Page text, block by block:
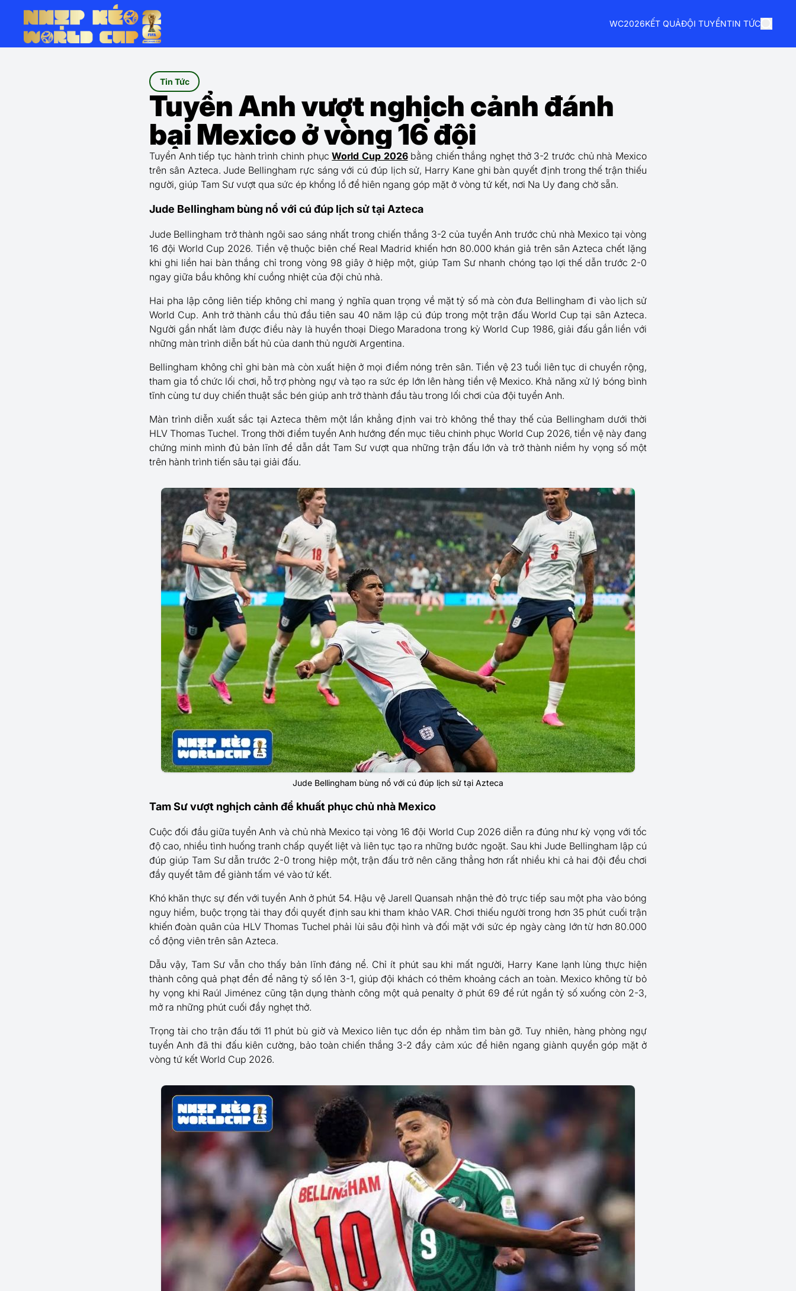
WC2026KẾT QUẢĐỘI TUYỂNTIN TỨC
Tin Tức
Tuyển Anh vượt nghịch cảnh đánh
bại Mexico ở vòng 16 đội
Tuyển Anh tiếp tục hành trình chinh phụcWorld Cup 2026bằng chiến thắng nghẹt thở 3-2 trước chủ nhà Mexico
trên sân Azteca. Jude Bellingham rực sáng với cú đúp lịch sử, Harry Kane ghi bàn quyết định trong thế trận thiếu
người, giúp Tam Sư vượt qua sức ép khổng lồ để hiên ngang góp mặt ở vòng tứ kết, nơi Na Uy đang chờ sẵn.
Jude Bellingham bùng nổ với cú đúp lịch sử tại Azteca
Jude Bellingham trở thành ngôi sao sáng nhất trong chiến thắng 3-2 của tuyển Anh trước chủ nhà Mexico tại vòng
16 đội World Cup 2026. Tiền vệ thuộc biên chế Real Madrid khiến hơn 80.000 khán giả trên sân Azteca chết lặng
khi ghi liền hai bàn thắng chỉ trong vòng 98 giây ở hiệp một, giúp Tam Sư nhanh chóng tạo lợi thế dẫn trước 2-0
ngay giữa bầu không khí cuồng nhiệt của đội chủ nhà.
Hai pha lập công liên tiếp không chỉ mang ý nghĩa quan trọng về mặt tỷ số mà còn đưa Bellingham đi vào lịch sử
World Cup. Anh trở thành cầu thủ đầu tiên sau 40 năm lập cú đúp trong một trận đấu World Cup tại sân Azteca.
Người gần nhất làm được điều này là huyền thoại Diego Maradona trong kỳ World Cup 1986, giải đấu gắn liền với
những màn trình diễn bất hủ của danh thủ người Argentina.
Bellingham không chỉ ghi bàn mà còn xuất hiện ở mọi điểm nóng trên sân. Tiền vệ 23 tuổi liên tục di chuyển rộng,
tham gia tổ chức lối chơi, hỗ trợ phòng ngự và tạo ra sức ép lớn lên hàng tiền vệ Mexico. Khả năng xử lý bóng bình
tĩnh cùng tư duy chiến thuật sắc bén giúp anh trở thành đầu tàu trong lối chơi của đội tuyển Anh.
Màn trình diễn xuất sắc tại Azteca thêm một lần khẳng định vai trò không thể thay thế của Bellingham dưới thời
HLV Thomas Tuchel. Trong thời điểm tuyển Anh hướng đến mục tiêu chinh phục World Cup 2026, tiền vệ này đang
chứng minh mình đủ bản lĩnh để dẫn dắt Tam Sư vượt qua những trận đấu lớn và trở thành niềm hy vọng số một
trên hành trình tiến sâu tại giải đấu.
Jude Bellingham bùng nổ với cú đúp lịch sử tại Azteca
Tam Sư vượt nghịch cảnh để khuất phục chủ nhà Mexico
Cuộc đối đầu giữa tuyển Anh và chủ nhà Mexico tại vòng 16 đội World Cup 2026 diễn ra đúng như kỳ vọng với tốc
độ cao, nhiều tình huống tranh chấp quyết liệt và liên tục tạo ra những bước ngoặt. Sau khi Jude Bellingham lập cú
đúp giúp Tam Sư dẫn trước 2-0 trong hiệp một, trận đấu trở nên căng thẳng hơn rất nhiều khi cả hai đội đều chơi
đầy quyết tâm để giành tấm vé vào tứ kết.
Khó khăn thực sự đến với tuyển Anh ở phút 54. Hậu vệ Jarell Quansah nhận thẻ đỏ trực tiếp sau một pha vào bóng
nguy hiểm, buộc trọng tài thay đổi quyết định sau khi tham khảo VAR. Chơi thiếu người trong hơn 35 phút cuối trận
khiến đoàn quân của HLV Thomas Tuchel phải lùi sâu đội hình và đối mặt với sức ép ngày càng lớn từ hơn 80.000
cổ động viên trên sân Azteca.
Dẫu vậy, Tam Sư vẫn cho thấy bản lĩnh đáng nể. Chỉ ít phút sau khi mất người, Harry Kane lạnh lùng thực hiện
thành công quả phạt đền để nâng tỷ số lên 3-1, giúp đội khách có thêm khoảng cách an toàn. Mexico không từ bỏ
hy vọng khi Raúl Jiménez cũng tận dụng thành công một quả penalty ở phút 69 để rút ngắn tỷ số xuống còn 2-3,
mở ra những phút cuối đầy nghẹt thở.
Trọng tài cho trận đấu tới 11 phút bù giờ và Mexico liên tục dồn ép nhằm tìm bàn gỡ. Tuy nhiên, hàng phòng ngự
tuyển Anh đã thi đấu kiên cường, bảo toàn chiến thắng 3-2 đầy cảm xúc để hiên ngang giành quyền góp mặt ở
vòng tứ kết World Cup 2026.